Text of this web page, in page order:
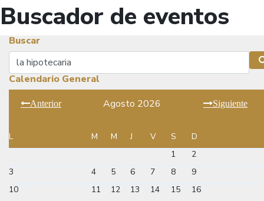
Buscador de eventos
Buscar
Buscar
Calendario General
Anterior Agosto 2026 Siguiente
L M M J V S
D
1
2
3
4 5 6 7 8
9
10
11 12 13 14 15
16